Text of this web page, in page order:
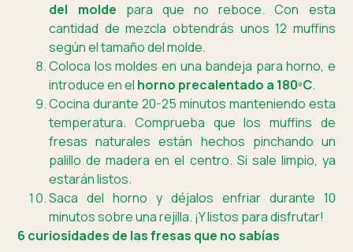
del molde para que no reboce. Con esta
cantidad de mezcla obtendrás unos 12 muffins
según el tamaño del molde.
Coloca los moldes en una bandeja para horno, e
introduce en el horno precalentado a 180ºC.
Cocina durante 20-25 minutos manteniendo esta
temperatura. Comprueba que los muffins de
fresas naturales están hechos pinchando un
palillo de madera en el centro. Si sale limpio, ya
estarán listos.
Saca del horno y déjalos enfriar durante 10
minutos sobre una rejilla. ¡Y listos para disfrutar!
6 curiosidades de las fresas que no sabías